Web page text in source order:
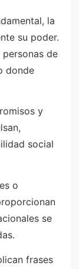
la
su poder.
de
donde
y
social
o
se
frases